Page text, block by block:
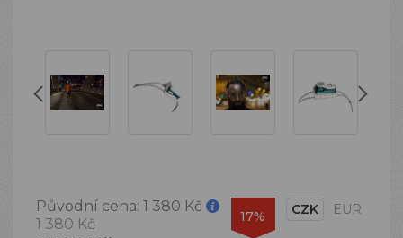
Původní cena: 1 380 Kč
1 380 Kč
17% CZK EUR